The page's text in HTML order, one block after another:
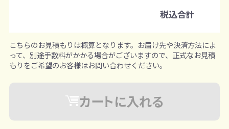
※既製品サンプルは各色3個まで
税込合計
こちらのお見積もりは概算となります。お届け先や決済方法によ
って、別途手数料がかかる場合がございますので、正式なお見積
もりをご希望のお客様はお問い合わせください。
カートに入れる